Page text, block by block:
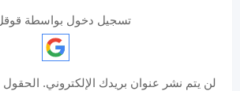
تسجيل دخول بواسطة
لن يتم نشر عنوان بريدك الإلكتروني. الحقول